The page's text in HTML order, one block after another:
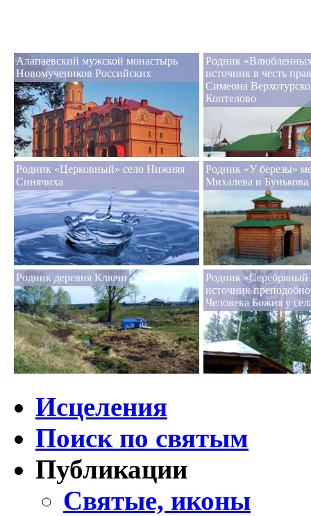
Алапаевский мужской монастырь
Новомучеников Российских
Родник
источник в честь
Симеона
Коптелово
Родник «Церковный» село Нижняя
Синячиха
Родник «У березы»
Михалева и Бунькова
Родник деревня Ключи
Родник «Серебряный
источник
Человека Божия у
Исцеления
Поиск по святым
Публикации
Святые, иконы